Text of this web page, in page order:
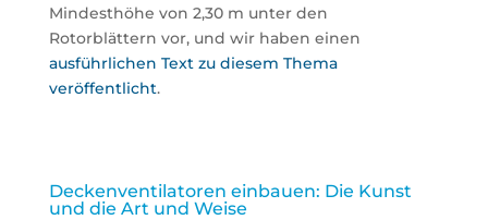
Mindesthöhe von 2,30 m unter den
Rotorblättern vor, und wir haben einen
ausführlichen Text zu diesem Thema
veröffentlicht.
Deckenventilatoren einbauen: Die Kunst
und die Art und Weise